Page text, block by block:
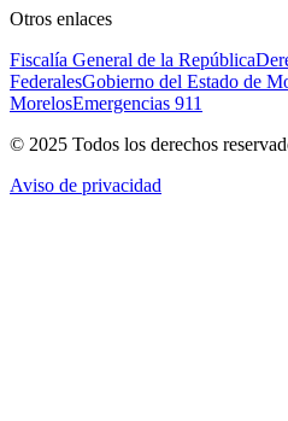
Otros enlaces
Fiscalía General de la República
FederalesGobierno del Estado de
MorelosEmergencias 911
© 2025 Todos los derechos
Aviso de privacidad